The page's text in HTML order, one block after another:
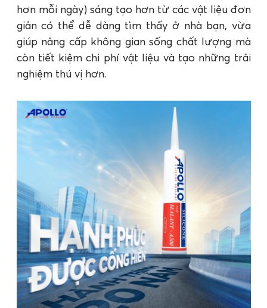
hơn mỗi ngày) sáng tạo hơn từ các vật liệu đơn
giản có thể dễ dàng tìm thấy ở nhà bạn, vừa
giúp nâng cấp không gian sống chất lượng mà
còn tiết kiệm chi phí vật liệu và tạo những trải
nghiệm thú vị hơn.